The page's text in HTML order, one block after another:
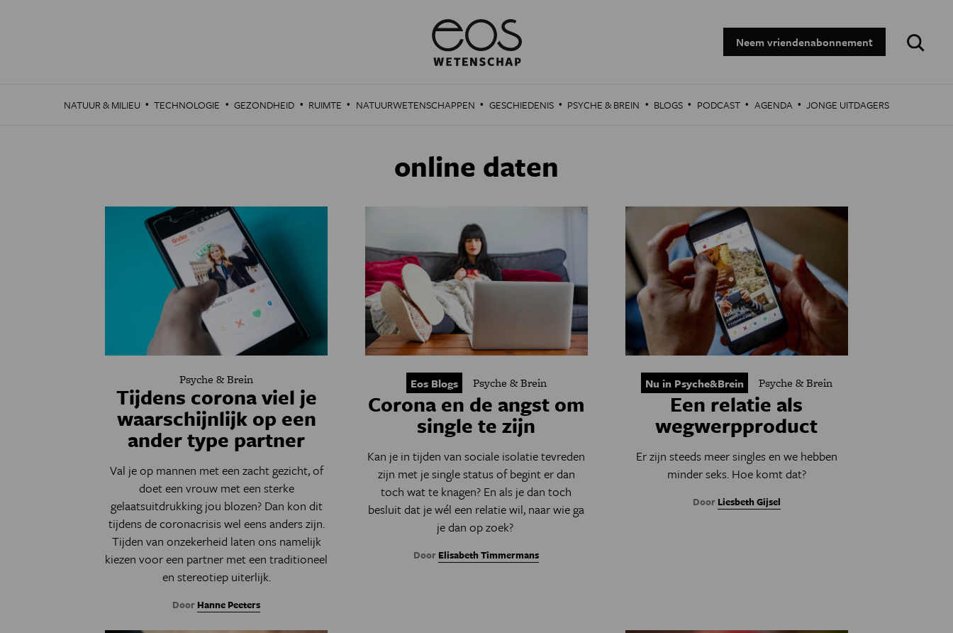
Neem vriendenabonnement
Zoeken:
NATUUR & MILIEU · TECHNOLOGIE · GEZONDHEID · RUIMTE · NATUURWETENSCHAPPEN · GESCHIEDENIS · PSYCHE & BREIN · BLOGS · PODCAST · AGENDA · JONGE UITDAGERS
online daten
Psyche & Brein
Tijdens corona viel je
waarschijnlijk op een
ander type partner
Val je op mannen met een zacht gezicht, of
doet een vrouw met een sterke
gelaatsuitdrukking jou blozen? Dan kon dit
tijdens de coronacrisis wel eens anders zijn.
Tijden van onzekerheid laten ons namelijk
kiezen voor een partner met een traditioneel
en stereotiep uiterlijk.
Door Hanne Peeters
Eos Blogs Psyche & Brein
Corona en de angst om
single te zijn
Kan je in tijden van sociale isolatie tevreden
zijn met je single status of begint er dan
toch wat te knagen? En als je dan toch
besluit dat je wél een relatie wil, naar wie ga
je dan op zoek?
Door Elisabeth Timmermans
Nu in Psyche&Brein Psyche & Brein
Een relatie als
wegwerpproduct
Er zijn steeds meer singles en we hebben
minder seks. Hoe komt dat?
Door Liesbeth Gijsel